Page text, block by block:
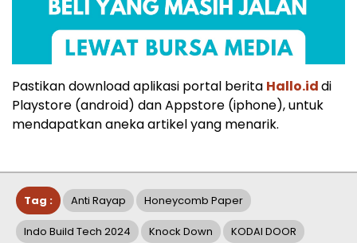
Pastikan download aplikasi portal berita Hallo.iddi
Playstore (android) dan Appstore (iphone), untuk
mendapatkan aneka artikel yang menarik.
Tag : Anti Rayap Honeycomb Paper
Indo Build Tech 2024 Knock Down KODAI DOOR